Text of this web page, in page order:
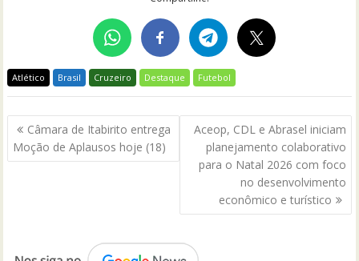
Atlético Brasil Cruzeiro Destaque Futebol
Navegação
de
Post
Câmara de Itabirito entrega
Moção de Aplausos hoje (18)
Aceop, CDL e Abrasel iniciam
planejamento colaborativo
para o Natal 2026 com foco
no desenvolvimento
econômico e turístico